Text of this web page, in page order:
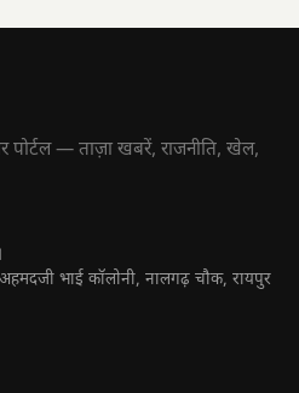
पोर्टल — ताज़ा खबरें, राजनीति, खेल,
अहमदजी भाई कॉलोनी, नालगढ़ चौक, रायपुर